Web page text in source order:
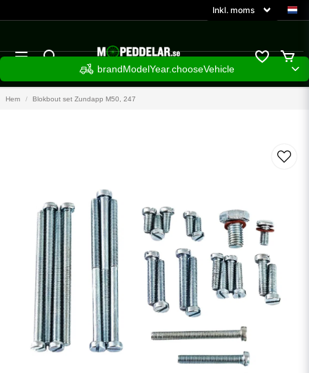
brandModelYear.chooseVehicle
Hem Blokbout set Zundapp M50, 247